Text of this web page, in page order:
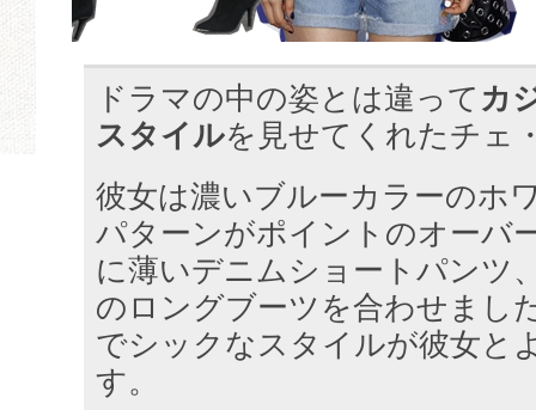
ドラマの中の姿とは違って カ
スタイルを見せてくれたチェ
彼女は濃いブルーカラーのホ
パターンがポイントのオーバ
に薄いデニムショートパンツ
のロングブーツを合わせまし
でシックなスタイルが彼女と
す。